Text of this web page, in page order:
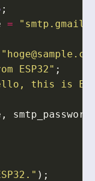
;
=
ESP32" ;
this is
, smtp_password
);